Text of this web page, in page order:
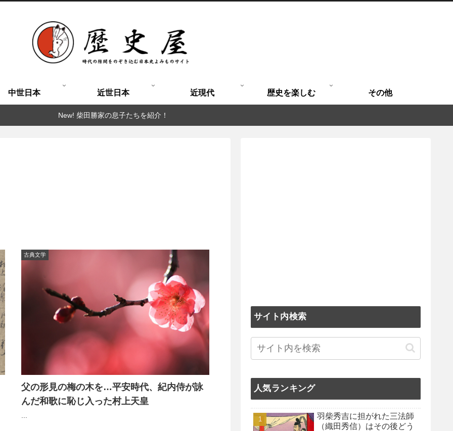
中世日本 近世日本 近現代 歴史を楽しむ その他
New! 柴田勝家の息子たちを紹介！
古典文学
父の形見の梅の木を…平安時代、紀内侍が詠
んだ和歌に恥じ入った村上天皇
サイト内検索
人気ランキング
羽柴秀吉に担がれた三法師
（織田秀信）はその後どう